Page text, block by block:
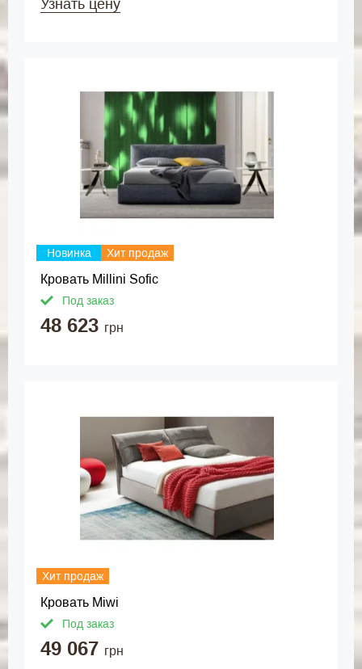
Узнать цену
Новинка Хит продаж
Кровать Millini Sofic
Под заказ
48 623 грн
Хит продаж
Кровать Miwi
Под заказ
49 067 грн